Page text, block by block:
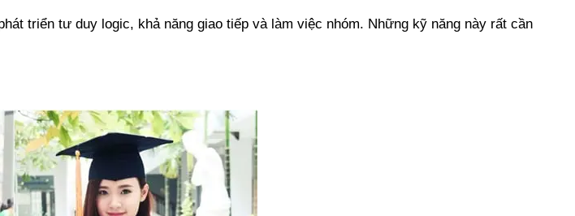
triển tư duy logic, khả năng giao tiếp và làm việc nhóm. Những kỹ năng này rất cần